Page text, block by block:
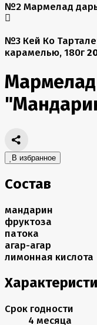
№2 Мармелад
№3 Кей Ко
карамелью, 180г
В избранное
Состав
мандарин
фруктоза
патока
агар-агар
лимонная кислота
Срок годности
4 месяца